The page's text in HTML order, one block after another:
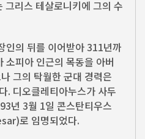
리스 테살로니키에 그의 수
인의 뒤를 이어받아 311년까
소피아 인근의 목동을 아버
그의 탁월한 군대 경력은
. 디오클레티아누스가 사두
년 3월 1일 콘스탄티우스
로 임명되었다.